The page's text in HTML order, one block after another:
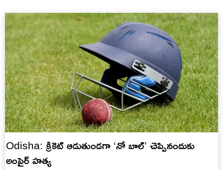
Odisha: క్రికెట్ ఆడుతుండగా ‘నో బాల్’ చెప్పినందుకు
అంపైర్ హత్య